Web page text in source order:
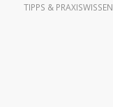
TIPPS & PRAXISWISSEN